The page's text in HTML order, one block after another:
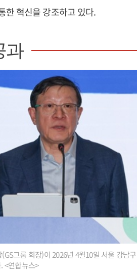
한 혁신을 강조하고 있다.
과
그룹 회장)이 2026년 4월10일 서울 강남
<연합뉴스>